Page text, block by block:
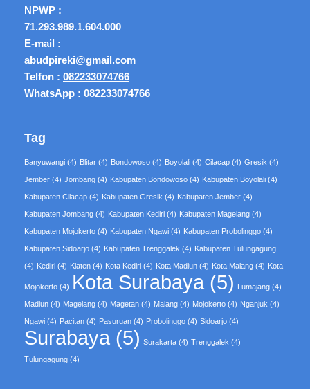
NPWP :
71.293.989.1.604.000
E-mail :
abudpireki@gmail.com
Telfon : 082233074766
WhatsApp : 082233074766
Tag
Banyuwangi (4) Blitar (4) Bondowoso (4) Boyolali (4) Cilacap (4) Gresik (4)
Jember (4) Jombang (4) Kabupaten Bondowoso (4) Kabupaten Boyolali (4)
Kabupaten Cilacap (4) Kabupaten Gresik (4) Kabupaten Jember (4)
Kabupaten Jombang (4) Kabupaten Kediri (4) Kabupaten Magelang (4)
Kabupaten Mojokerto (4) Kabupaten Ngawi (4) Kabupaten Probolinggo (4)
Kabupaten Sidoarjo (4) Kabupaten Trenggalek (4) Kabupaten Tulungagung
(4) Kediri (4) Klaten (4) Kota Kediri (4) Kota Madiun (4) Kota Malang (4) Kota
Mojokerto (4) Kota Surabaya (5) Lumajang (4)
Madiun (4) Magelang (4) Magetan (4) Malang (4) Mojokerto (4) Nganjuk (4)
Ngawi (4) Pacitan (4) Pasuruan (4) Probolinggo (4) Sidoarjo (4)
Surabaya (5) Surakarta (4) Trenggalek (4)
Tulungagung (4)